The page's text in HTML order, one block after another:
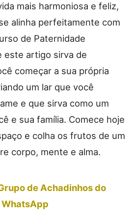
mais harmoniosa e feliz,
alinha perfeitamente com
de Paternidade
este artigo sirva de
começar a sua própria
um lar que você
e que sirva como um
e sua família. Comece hoje
e colha os frutos de um
corpo, mente e alma.
de Achadinhos do
WhatsApp